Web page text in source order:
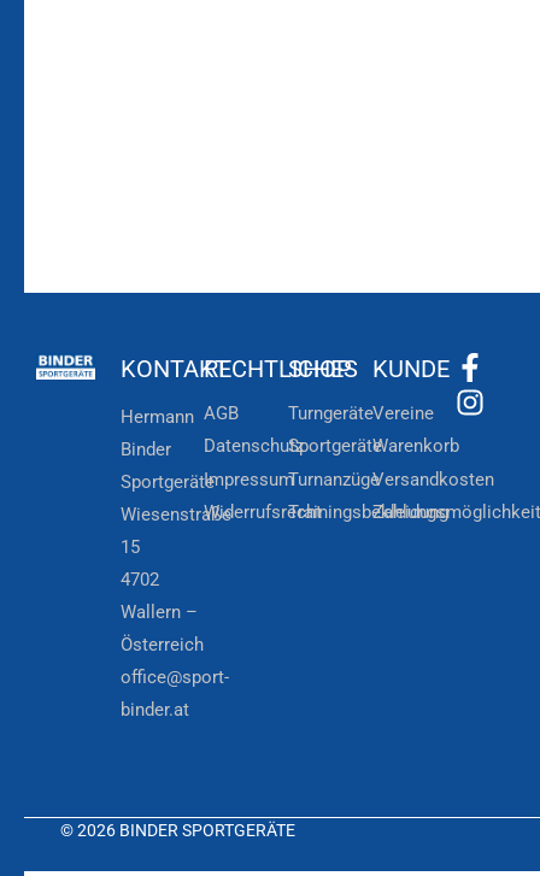
KONTAKT
Hermann
Binder
Sportgeräte
Wiesenstraße
15
4702
Wallern –
Österreich
office@sport-
binder.at
RECHTLICHES
AGB
Datenschutz
Impressum
Widerrufsrecht
SHOP
Turngeräte
Sportgeräte
Turnanzüge
Trainingsbekleidung
KUNDE
Vereine
Warenkorb
Versandkosten
© 2026 BINDER SPORTGERÄTE